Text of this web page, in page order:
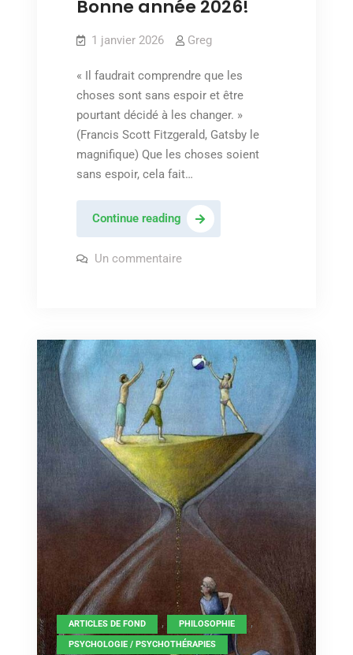
Bonne année 2026!
1 janvier 2026 Greg
« Il faudrait comprendre que les
choses sont sans espoir et être
pourtant décidé à les changer. »
(Francis Scott Fitzgerald, Gatsby le
magnifique) Que les choses soient
sans espoir, cela fait…
Continue readingBonne
année
2026!
Un commentairesur
ARTICLES DE FOND , PHILOSOPHIE ,
PSYCHOLOGIE / PSYCHOTHÉRAPIES